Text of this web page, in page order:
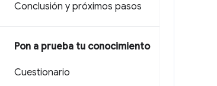
Conclusión y próximos pasos
Pon a prueba tu conocimiento
Cuestionario